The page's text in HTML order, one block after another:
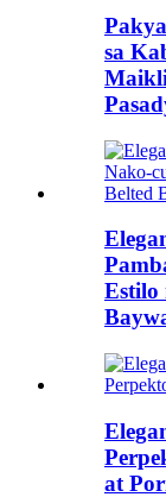
sa
Estilo
at